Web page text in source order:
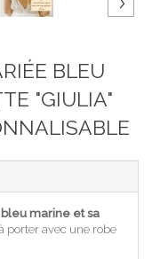
BLEU
"GIULIA"
marine et sa
porter avec une robe